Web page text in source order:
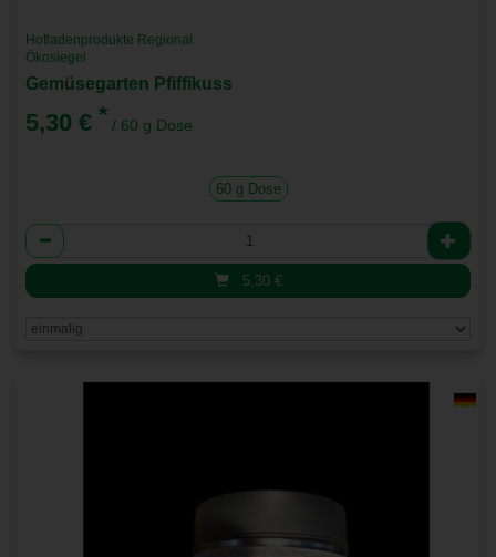
Hofladenprodukte Regional
Ökosiegel
Gemüsegarten Pfiffikuss
5,30 € * / 60 g Dose
60 g Dose
Anzahl
5,30 €